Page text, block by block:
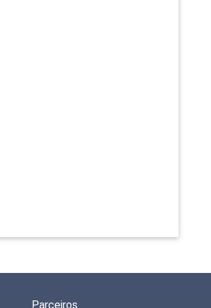
Parceiros